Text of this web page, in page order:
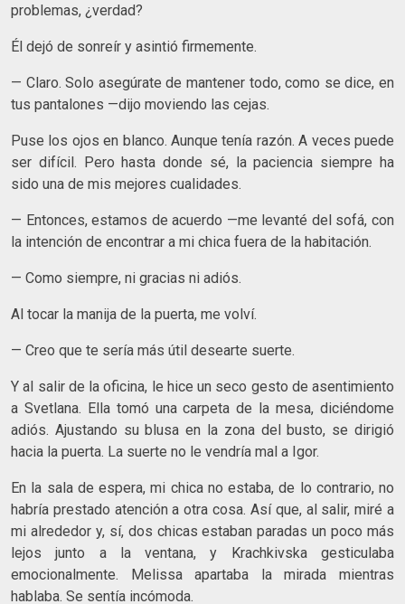
problemas, ¿verdad?
Él dejó de sonreír y asintió firmemente.
— Claro. Solo asegúrate de mantener todo, como se dice, en
tus pantalones —dijo moviendo las cejas.
Puse los ojos en blanco. Aunque tenía razón. A veces puede
ser difícil. Pero hasta donde sé, la paciencia siempre ha
sido una de mis mejores cualidades.
— Entonces, estamos de acuerdo —me levanté del sofá, con
la intención de encontrar a mi chica fuera de la habitación.
— Como siempre, ni gracias ni adiós.
Al tocar la manija de la puerta, me volví.
— Creo que te sería más útil desearte suerte.
Y al salir de la oficina, le hice un seco gesto de asentimiento
a Svetlana. Ella tomó una carpeta de la mesa, diciéndome
adiós. Ajustando su blusa en la zona del busto, se dirigió
hacia la puerta. La suerte no le vendría mal a Igor.
En la sala de espera, mi chica no estaba, de lo contrario, no
habría prestado atención a otra cosa. Así que, al salir, miré a
mi alrededor y, sí, dos chicas estaban paradas un poco más
lejos junto a la ventana, y Krachkivska gesticulaba
emocionalmente. Melissa apartaba la mirada mientras
hablaba. Se sentía incómoda.